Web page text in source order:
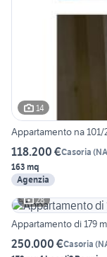
14
Appartamento na 101/
118.200 €Casoria (NA
163 mq
Agenzia
28
Appartamento di 179
250.000 €Casoria (